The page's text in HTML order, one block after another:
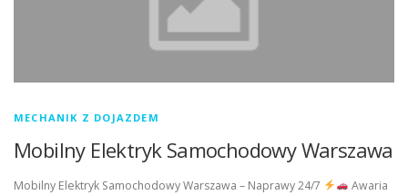
MECHANIK Z DOJAZDEM
Mobilny Elektryk Samochodowy Warszawa
Mobilny Elektryk Samochodowy Warszawa – Naprawy 24/7
Awaria